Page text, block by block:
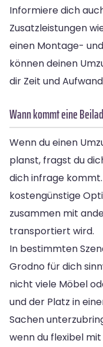
Informiere dich
Zusatzleistungen
einen Montage-
können deinen
dir Zeit und
Wann kommt eine
Wenn du einen
planst, fragst du
dich infrage kommt.
kostengünstige
zusammen mit
transportiert wird.
In bestimmten
Grodno für dich
nicht viele Möbel
und der Platz in
Sachen
wenn du flexibel